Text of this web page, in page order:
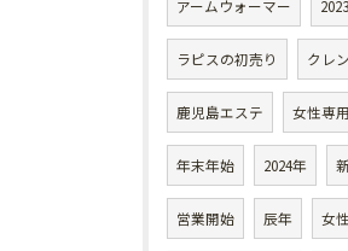
アームウォーマー
ラピスの初売り クレ
鹿児島エステ 女性専
年末年始 2024年
営業開始 辰年 女